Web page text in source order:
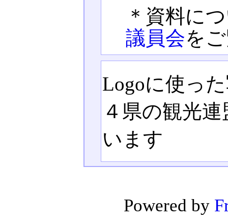
＊資料に
議員会を
Logoに使っ
４県の観光
います
Powered by